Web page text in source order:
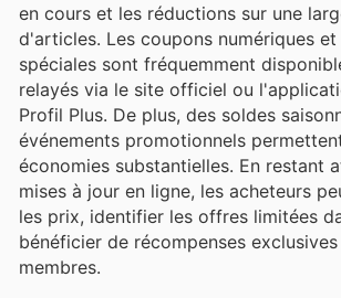
en cours et les réductions sur une
d'articles. Les coupons numériques
spéciales sont fréquemment
relayés via le site officiel ou
Profil Plus. De plus, des soldes
événements promotionnels
économies substantielles. En restant
mises à jour en ligne, les acheteurs
les prix, identifier les offres limitées
bénéficier de récompenses
membres.